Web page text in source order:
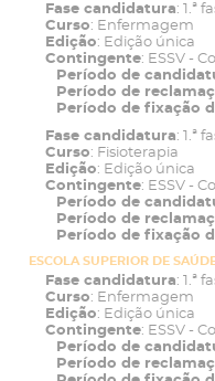
Fase candidatura: 1.ª
Curso: Enfermagem
Edição: Edição única
Contingente: ESSV -
Período de
Período de
Período de fixação
Fase candidatura: 1.ª
Curso: Fisioterapia
Edição: Edição única
Contingente: ESSV -
Período de
Período de
Período de fixação
ESCOLA SUPERIOR DE
Fase candidatura: 1.ª
Curso: Enfermagem
Edição: Edição única
Contingente: ESSV -
Período de
Período de